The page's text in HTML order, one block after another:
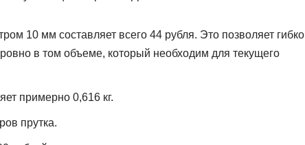
10 мм составляет всего 44 рубля. Это позволяет гибко
в том объеме, который необходим для текущего
примерно 0,616 кг.
прутка.